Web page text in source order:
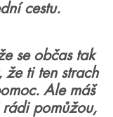
cestu.
se občas tak
ti ten strach
Ale máš
rádi pomůžou,